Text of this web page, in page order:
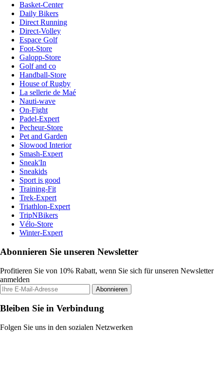
Basket-Center
Daily Bikers
Direct Running
Direct-Volley
Espace Golf
Foot-Store
Galopp-Store
Golf and co
Handball-Store
House of Rugby
La sellerie de Maé
Nauti-wave
On-Fight
Padel-Expert
Pecheur-Store
Pet and Garden
Slowood Interior
Smash-Expert
Sneak'In
Sneakids
Sport is good
Training-Fit
Trek-Expert
Triathlon-Expert
TripNBikers
Vélo-Store
Winter-Expert
Abonnieren Sie unseren Newsletter
Profitieren Sie von 10% Rabatt, wenn Sie sich für unseren Newsletter
anmelden
Abonnieren
Bleiben Sie in Verbindung
Folgen Sie uns in den sozialen Netzwerken